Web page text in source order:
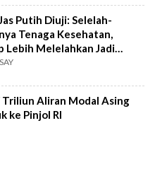
Putih Diuji: Selelah-
Tenaga Kesehatan,
Lebih Melelahkan Jadi
Triliun Aliran Modal Asing
ke Pinjol RI